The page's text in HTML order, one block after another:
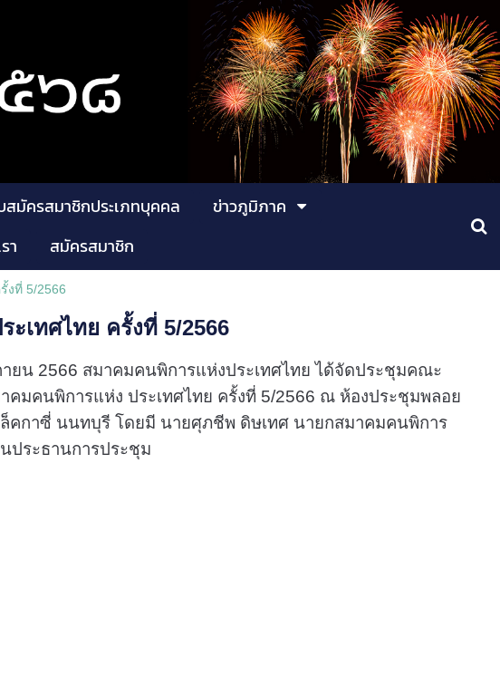
สมัครสมาชิกประเภทบุคคล
ข่าวภูมิภาค
า
สมัครสมาชิก
งที่ 5/2566
เทศไทย ครั้งที่ 5/2566
ยน 2566 สมาคมคนพิการแห่งประเทศไทย ได้จัดประชุมคณะ
คมคนพิการแห่ง ประเทศไทย ครั้งที่ 5/2566 ณ ห้องประชุมพลอย
ล็คกาซี่ นนทบุรี โดยมี นายศุภชีพ ดิษเทศ นายกสมาคมคนพิการ
ประธานการประชุม